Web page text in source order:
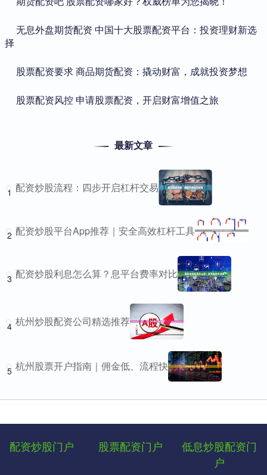
​无息外盘期货配资 中国十大股票配资平台：投资理财新选
择
​股票配资要求 商品期货配资：撬动财富，成就投资梦想
​股票配资风控 申请股票配资，开启财富增值之旅
最新文章
1 配资炒股流程：四步开启杠杆交易
2 配资炒股平台App推荐｜安全高效杠杆工具
3 配资炒股利息怎么算？息平台费率对比
4 杭州炒股配资公司精选推荐
5 杭州股票开户指南｜佣金低、流程快
配资炒股门户 股票配资门户
低息炒股配资门
户